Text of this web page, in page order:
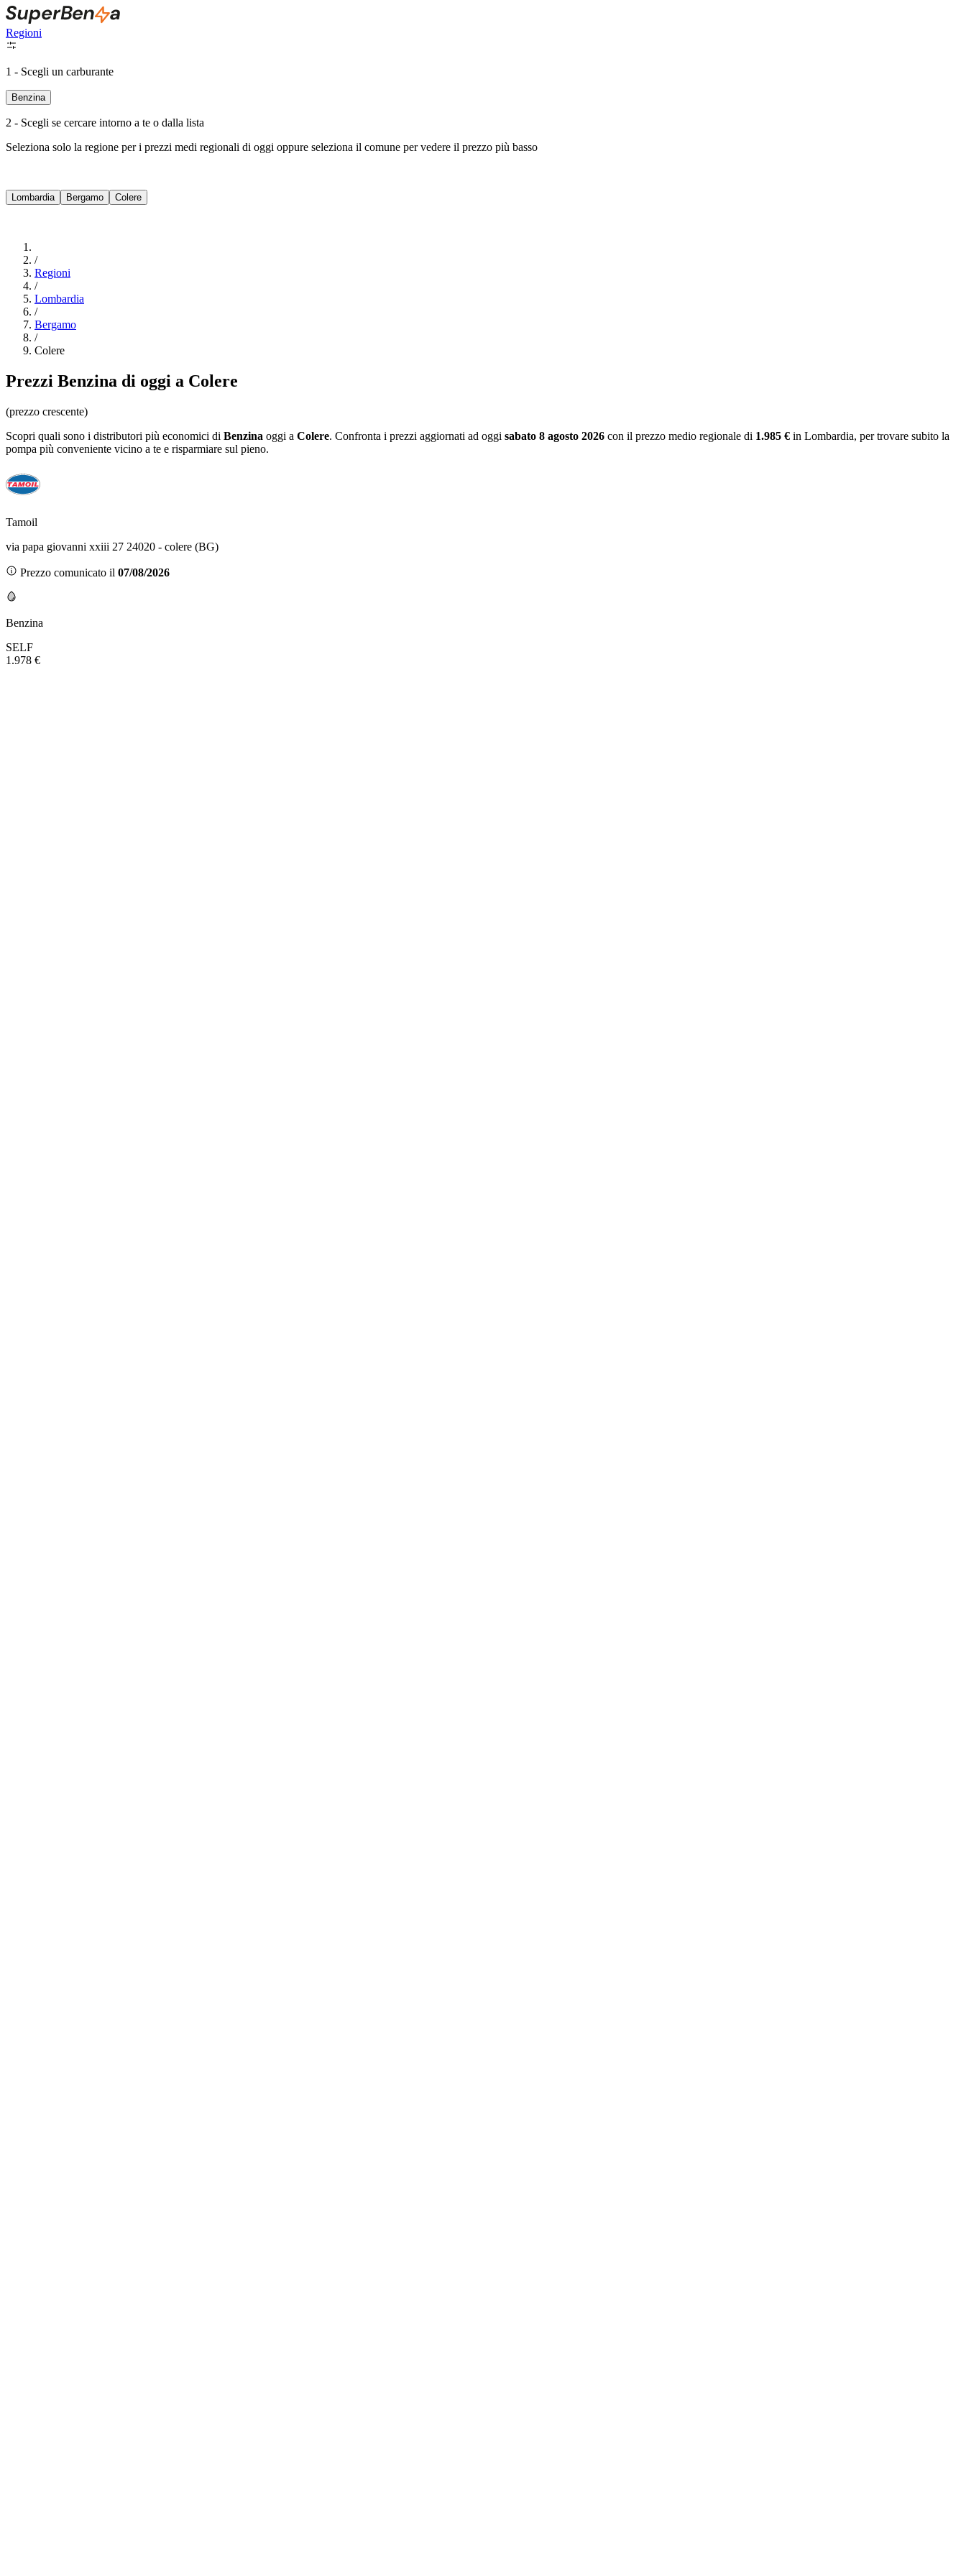
Regioni
1 - Scegli un carburante
Benzina
2 - Scegli se cercare intorno a te o dalla lista
Seleziona solo la regione per i prezzi medi regionali di oggi oppure seleziona il comune per vedere il prezzo più basso
Lombardia Bergamo Colere
/
Regioni
/
Lombardia
/
Bergamo
/
Colere
Prezzi Benzina di oggi a Colere
(prezzo crescente)
Scopri quali sono i distributori più economici di Benzina oggi a Colere. Confronta i prezzi aggiornati ad oggi sabato 8 agosto 2026 con il prezzo medio regionale di 1.985 € in Lombardia, per trovare subito la
pompa più conveniente vicino a te e risparmiare sul pieno.
Tamoil
via papa giovanni xxiii 27 24020 - colere (BG)
Prezzo comunicato il 07/08/2026
Benzina
SELF
1.978 €